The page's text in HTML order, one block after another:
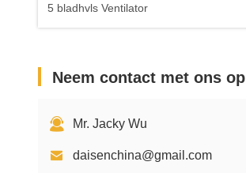
5 bladhvls Ventilator
Neem contact met ons op
Mr. Jacky Wu
daisenchina@gmail.com